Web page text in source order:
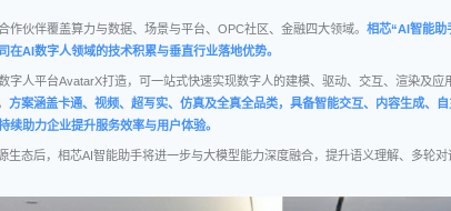
作伙伴覆盖算力与数据、场景与平台、OPC社区、金融四大领域。 相芯“AI智能助
在AI数字人领域的技术积累与垂直行业落地优势。
字人平台AvatarX打造，可一站式快速实现数字人的建模、驱动、交互、渲染及
方案涵盖卡通、视频、超写实、仿真及全真全品类，具备智能交互、内容生成、
续助力企业提升服务效率与用户体验。
生态后，相芯AI智能助手将进一步与大模型能力深度融合，提升语义理解、多轮